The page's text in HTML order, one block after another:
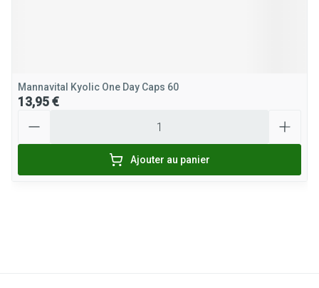
Mannavital Kyolic One Day Caps 60
13,95 €
Ajouter au panier